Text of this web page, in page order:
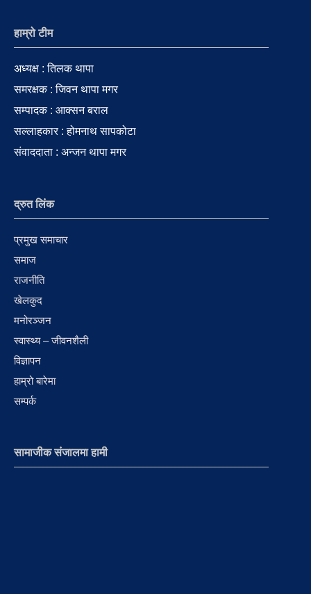
हाम्रो टीम
अध्यक्ष : तिलक थापा
समरक्षक : जिवन थापा मगर
सम्पादक : आक्सन बराल
सल्लाहकार : होमनाथ सापकोटा
संवाददाता : अन्जन थापा मगर
द्रुत लिंक
प्रमुख समाचार
समाज
राजनीति
खेलकुद
मनोरञ्जन
स्वास्थ्य – जीवनशैली
विज्ञापन
हाम्रो बारेमा
सम्पर्क
सामाजीक संजालमा हामी